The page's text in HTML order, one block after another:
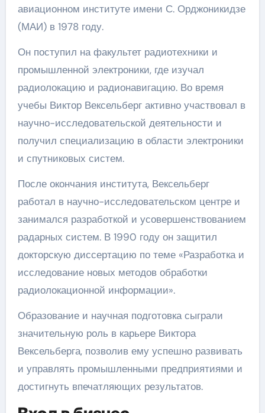
авиационном институте имени С. Орджоникидзе
(МАИ) в 1978 году.
Он поступил на факультет радиотехники и
промышленной электроники, где изучал
радиолокацию и радионавигацию. Во время
учебы Виктор Вексельберг активно участвовал в
научно-исследовательской деятельности и
получил специализацию в области электроники
и спутниковых систем.
После окончания института, Вексельберг
работал в научно-исследовательском центре и
занимался разработкой и усовершенствованием
радарных систем. В 1990 году он защитил
докторскую диссертацию по теме «Разработка и
исследование новых методов обработки
радиолокационной информации».
Образование и научная подготовка сыграли
значительную роль в карьере Виктора
Вексельберга, позволив ему успешно развивать
и управлять промышленными предприятиями и
достигнуть впечатляющих результатов.